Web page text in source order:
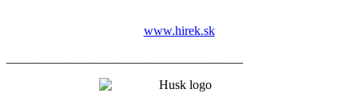
www.hirek.sk